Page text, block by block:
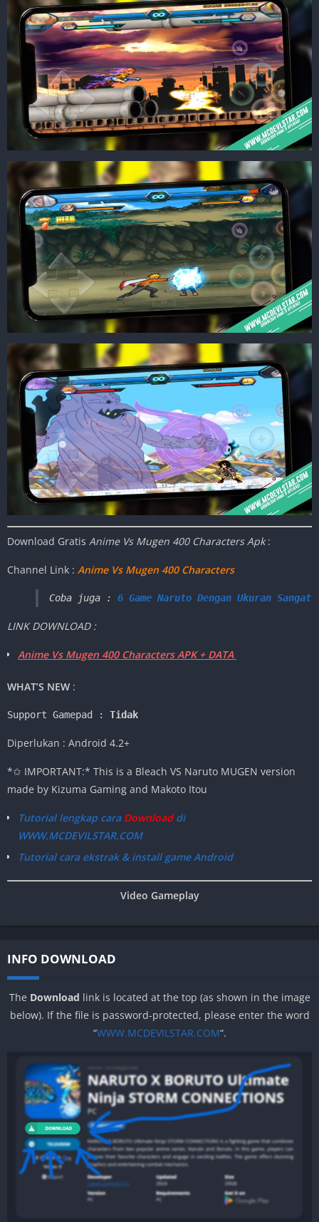
Download Gratis Anime Vs Mugen 400 Characters Apk:
Channel Link : Anime Vs Mugen 400 Characters
Coba juga : 6 Game Naruto Dengan Ukuran
LINK DOWNLOAD :
Anime Vs Mugen 400 Characters APK + DATA
WHAT’S NEW :
Support Gamepad : Tidak
Diperlukan : Android 4.2+
*✩ IMPORTANT:* This is a Bleach VS Naruto MUGEN version
made by Kizuma Gaming and Makoto Itou
Tutorial lengkap caraDownloaddi
WWW.MCDEVILSTAR.COM
Tutorial cara ekstrak & install game Android
Video Gameplay
INFO DOWNLOAD
The Download link is located at the top (as shown in the image
below). If the file is password-protected, please enter the word
“WWW.MCDEVILSTAR.COM“.